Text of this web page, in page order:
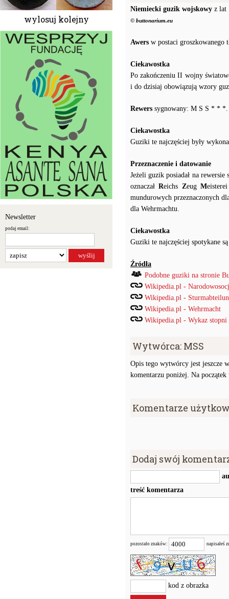
wylosuj kolejny
Newsletter
podaj email:
Niemiecki guzik wojskowy z lat
© buttonarium.eu
Awers w postaci groszkowanego
Ciekawostka
Po zakończeniu II wojny
i do dzisiaj obowiązują wzory
Rewers sygnowany: M S S * * *.
Ciekawostka
Guziki te najczęściej były
Przeznaczenie i datowanie
Jeżeli guzik posiadał na
oznaczałReichs Zeug M
mundurowych przeznaczonych
dla Wehrmachtu.
Ciekawostka
Guziki te najczęściej spotykane
Źródła
Podobne guziki na stronie
Wikipedia.pl -
Wikipedia.pl -
Wikipedia.pl - Wehrmacht
Wikipedia.pl - Wykaz stopni
Wytwórca: MSS
Opis tego wytwórcy jest jeszcze
komentarzu poniżej. Na
Komentarze
Dodaj swój
treść komentarza
pozostało znaków: napisałeś
kod z obrazka